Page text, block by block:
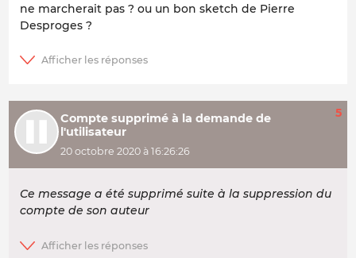
ne marcherait pas ? ou un bon sketch de Pierre
Desproges ?
Compte supprimé à la demande de
l'utilisateur
20 octobre 2020 à 16:26:26
5
Ce message a été supprimé suite à la suppression du
compte de son auteur